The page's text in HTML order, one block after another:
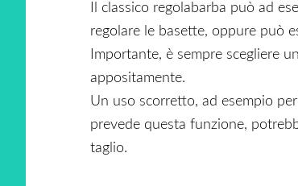
Il classico regolabarba può ad
regolare le basette, oppure può
Importante, è sempre scegliere
appositamente.
Un uso scorretto, ad esempio
prevede questa funzione,
taglio.